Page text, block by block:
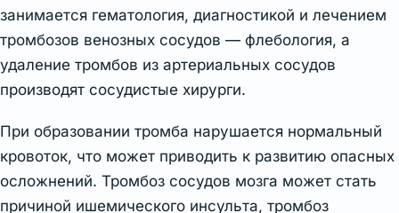
занимается гематология, диагностикой и лечением
тромбозов венозных сосудов — флебология, а
удаление тромбов из артериальных сосудов
производят сосудистые хирурги.
При образовании тромба нарушается нормальный
кровоток, что может приводить к развитию опасных
осложнений. Тромбоз сосудов мозга может стать
причиной ишемического инсульта, тромбоз